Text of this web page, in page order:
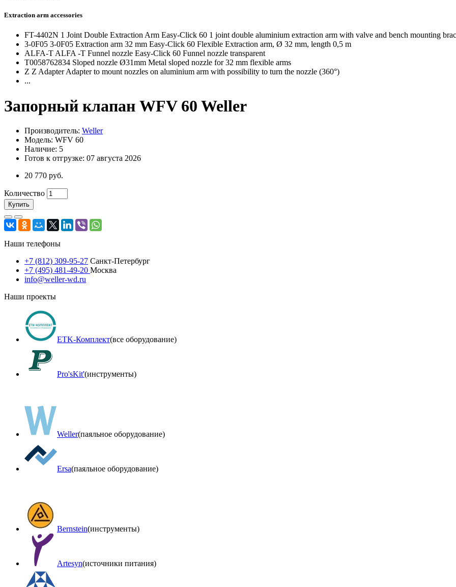
Extraction arm accessories
FT-4402N 1 Joint Double Extraction Arm Easy-Click 60 1 joint double aluminium extraction arm with valve and bench mounting
3-0F05 3-0F05 Extraction arm 32 mm Easy-Click 60 Flexible Extraction arm, Ø 32 mm, length 0,5 m
ALFA-T ALFA -T Funnel nozzle Easy-Click 60 Funnel nozzle transparent
T0058762834 Sloped nozzle Ø31mm Metal sloped nozzle for 32 mm flexible arms
Z Z Adapter Adapter to mount nozzles on aluminium arm with possibility to turn the nozzle (360°)
...
Запорный клапан WFV 60 Weller
Производитель: Weller
Модель: WFV 60
Наличие: 5
Готов к отгрузке: 07 августа 2026
20 770 руб.
Количество
Купить
Наши телефоны
+7 (812) 309-95-27 Санкт-Петербург
+7 (495) 481-49-20 Москва
info@weller-wd.ru
Наши проекты
ETK-Комплект(все оборудование)
Pro'sKit'(инструменты)
Weller(паяльное оборудование)
Ersa(паяльное оборудование)
Bernstein(инструменты)
Artesyn(источники питания)